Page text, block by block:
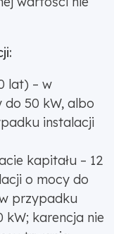
lat) – w
50 kW, albo
instalacji
kapitału – 12
o mocy do
przypadku
kW; karencja nie